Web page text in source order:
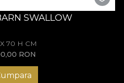
SWALLOW
70 H CM
RON